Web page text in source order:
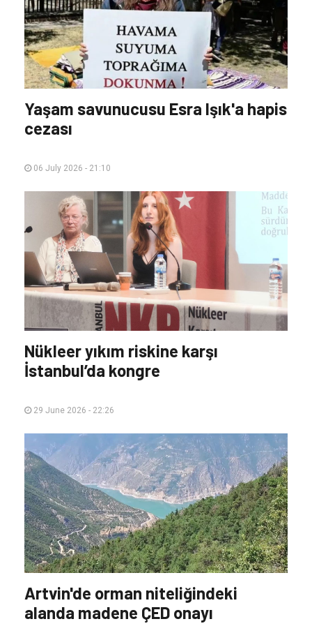
Yaşam savunucusu Esra Işık'a hapis
cezası
06 July 2026 - 21:10
Nükleer yıkım riskine karşı
İstanbul’da kongre
29 June 2026 - 22:26
Artvin'de orman niteliğindeki
alanda madene ÇED onayı